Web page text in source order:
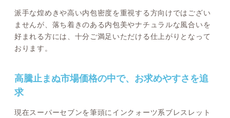
派手な煌めきや高い内包密度を重視する方向けではござい
ませんが、落ち着きのある内包美やナチュラルな風合いを
好まれる方には、十分ご満足いただける仕上がりとなって
おります。
高騰止まぬ市場価格の中で、お求めやすさを追
求
現在スーパーセブンを筆頭にインクォーツ系ブレスレット